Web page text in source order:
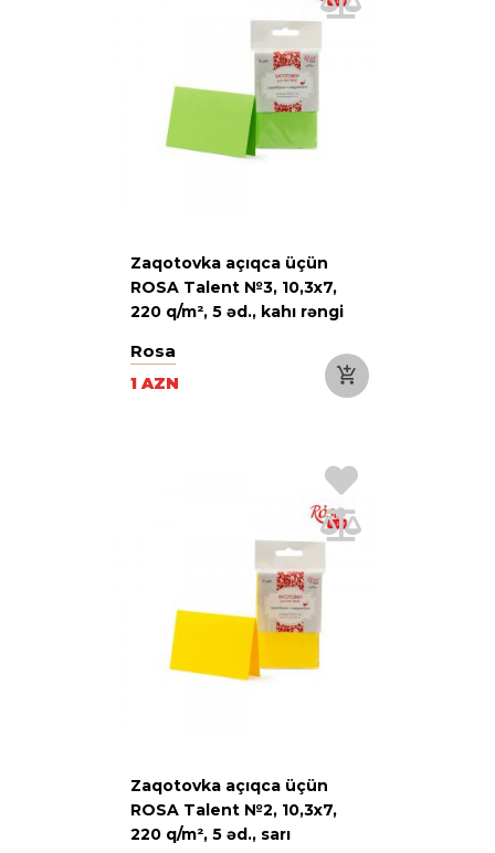
Zaqotovka açıqca üçün
ROSA Talent №3, 10,3х7,
220 q/m², 5 əd., kahı rəngi
Rosa
1 AZN
Zaqotovka açıqca üçün
ROSA Talent №2, 10,3х7,
220 q/m², 5 əd., sarı